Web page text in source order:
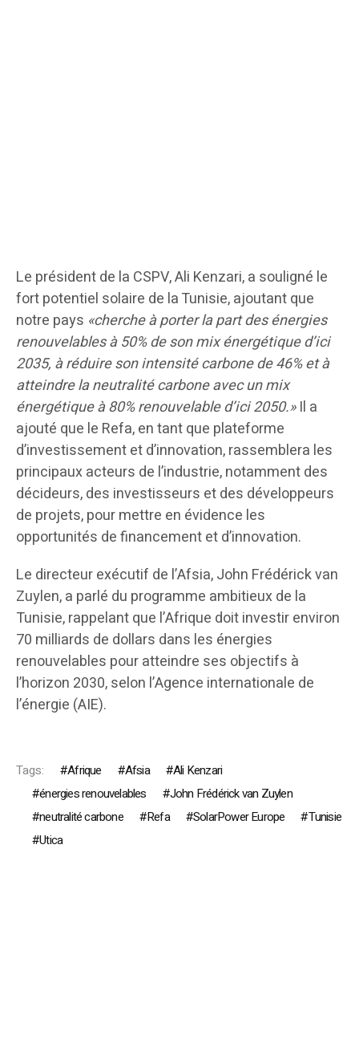
Le président de la CSPV, Ali Kenzari, a souligné le
fort potentiel solaire de la Tunisie, ajoutant que
notre pays «cherche à porter la part des énergies
renouvelables à 50% de son mix énergétique d’ici
2035, à réduire son intensité carbone de 46% et à
atteindre la neutralité carbone avec un mix
énergétique à 80% renouvelable d’ici 2050.»Il a
ajouté que le Refa, en tant que plateforme
d’investissement et d’innovation, rassemblera les
principaux acteurs de l’industrie, notamment des
décideurs, des investisseurs et des développeurs
de projets, pour mettre en évidence les
opportunités de financement et d’innovation.
Le directeur exécutif de l’Afsia, John Frédérick van
Zuylen, a parlé du programme ambitieux de la
Tunisie, rappelant que l’Afrique doit investir environ
70 milliards de dollars dans les énergies
renouvelables pour atteindre ses objectifs à
l’horizon 2030, selon l’Agence internationale de
l’énergie (AIE).
Tags: Afrique Afsia
Ali Kenzari
énergies renouvelables
John Frédérick van Zuylen
neutralité carbone
Refa SolarPower Europe
Tunisie
Utica